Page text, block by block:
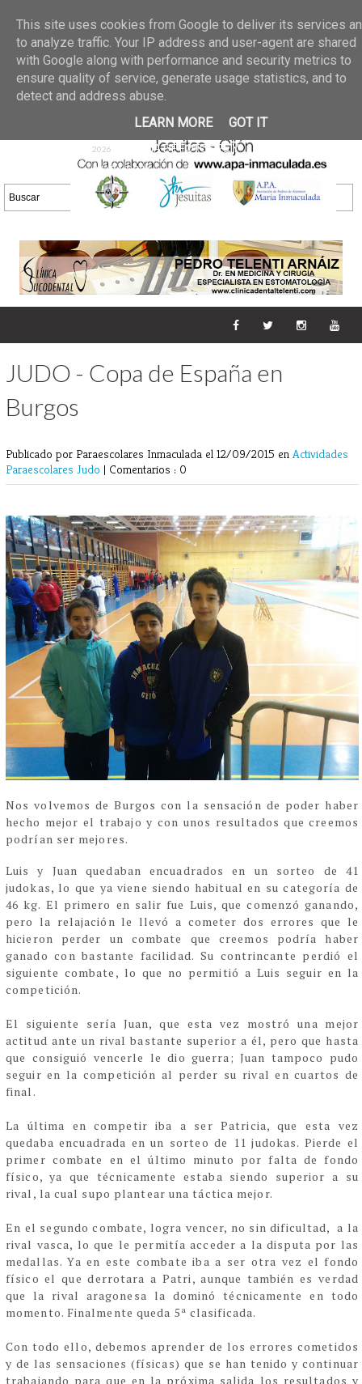
02 jun 2026
GALERIA DE FOTOS
30/05/2026
25 may 2026
GALERIA
DE FOTOS 23/05/2026
20 may
2026
GALERIA DE FOTOS
16/05/2026
DE FOTOS 09/05/2026
28 abr
2026
GALERIA DE FOTOS 25 Y
26/04/2026
JUDO - Copa de España en
Burgos
Publicado por Paraescolares Inmaculada el 12/09/2015 en Actividades
Paraescolares Judo | Comentarios : 0
Nos volvemos de Burgos con la sensación de poder haber
hecho mejor el trabajo y con unos resultados que creemos
podrían ser mejores.
Luis y Juan quedaban encuadrados en un sorteo de 41
judokas, lo que ya viene siendo habitual en su categoría de
46 kg. El primero en salir fue Luis, que comenzó ganando,
pero la relajación le llevó a cometer dos errores que le
hicieron perder un combate que creemos podría haber
ganado con bastante facilidad. Su contrincante perdió el
siguiente combate, lo que no permitió a Luis seguir en la
competición.
El siguiente sería Juan, que esta vez mostró una mejor
actitud ante un rival bastante superior a él, pero que hasta
que consiguió vencerle le dio guerra; Juan tampoco pudo
seguir en la competición al perder su rival en cuartos de
final.
La última en competir iba a ser Patricia, que esta vez
quedaba encuadrada en un sorteo de 11 judokas. Pierde el
primer combate en el último minuto por falta de fondo
físico, ya que técnicamente estaba siendo superior a su
rival, la cual supo plantear una táctica mejor.
En el segundo combate, logra vencer, no sin dificultad, a la
rival vasca, lo que le permitía acceder a la disputa por las
medallas. Ya en este combate iba a ser otra vez el fondo
físico el que derrotara a Patri, aunque también es verdad
que la rival aragonesa la dominó técnicamente en todo
momento. Finalmente queda 5ª clasificada.
Con todo ello, debemos aprender de los errores cometidos
y de las sensaciones (físicas) que se han tenido y continuar
trabajando para que en la próxima salida los resultados y
This site uses cookies from Google to deliver its services
to analyze traffic. Your IP address and user-agent are shared
with Google along with performance and security metrics to
ensure quality of service, generate usage statistics, and to
detect and address abuse.
LEARN MORE
GOT IT